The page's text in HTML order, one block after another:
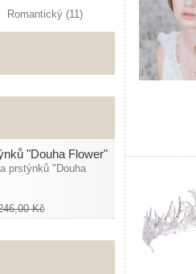
Romantický (11)
"Douha Flower"
prstýnků "Douha
Kč